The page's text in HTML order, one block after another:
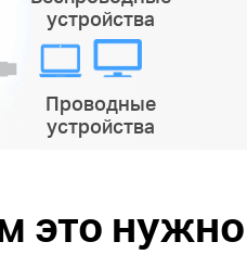
устройства
Проводные
устройства
это нужно